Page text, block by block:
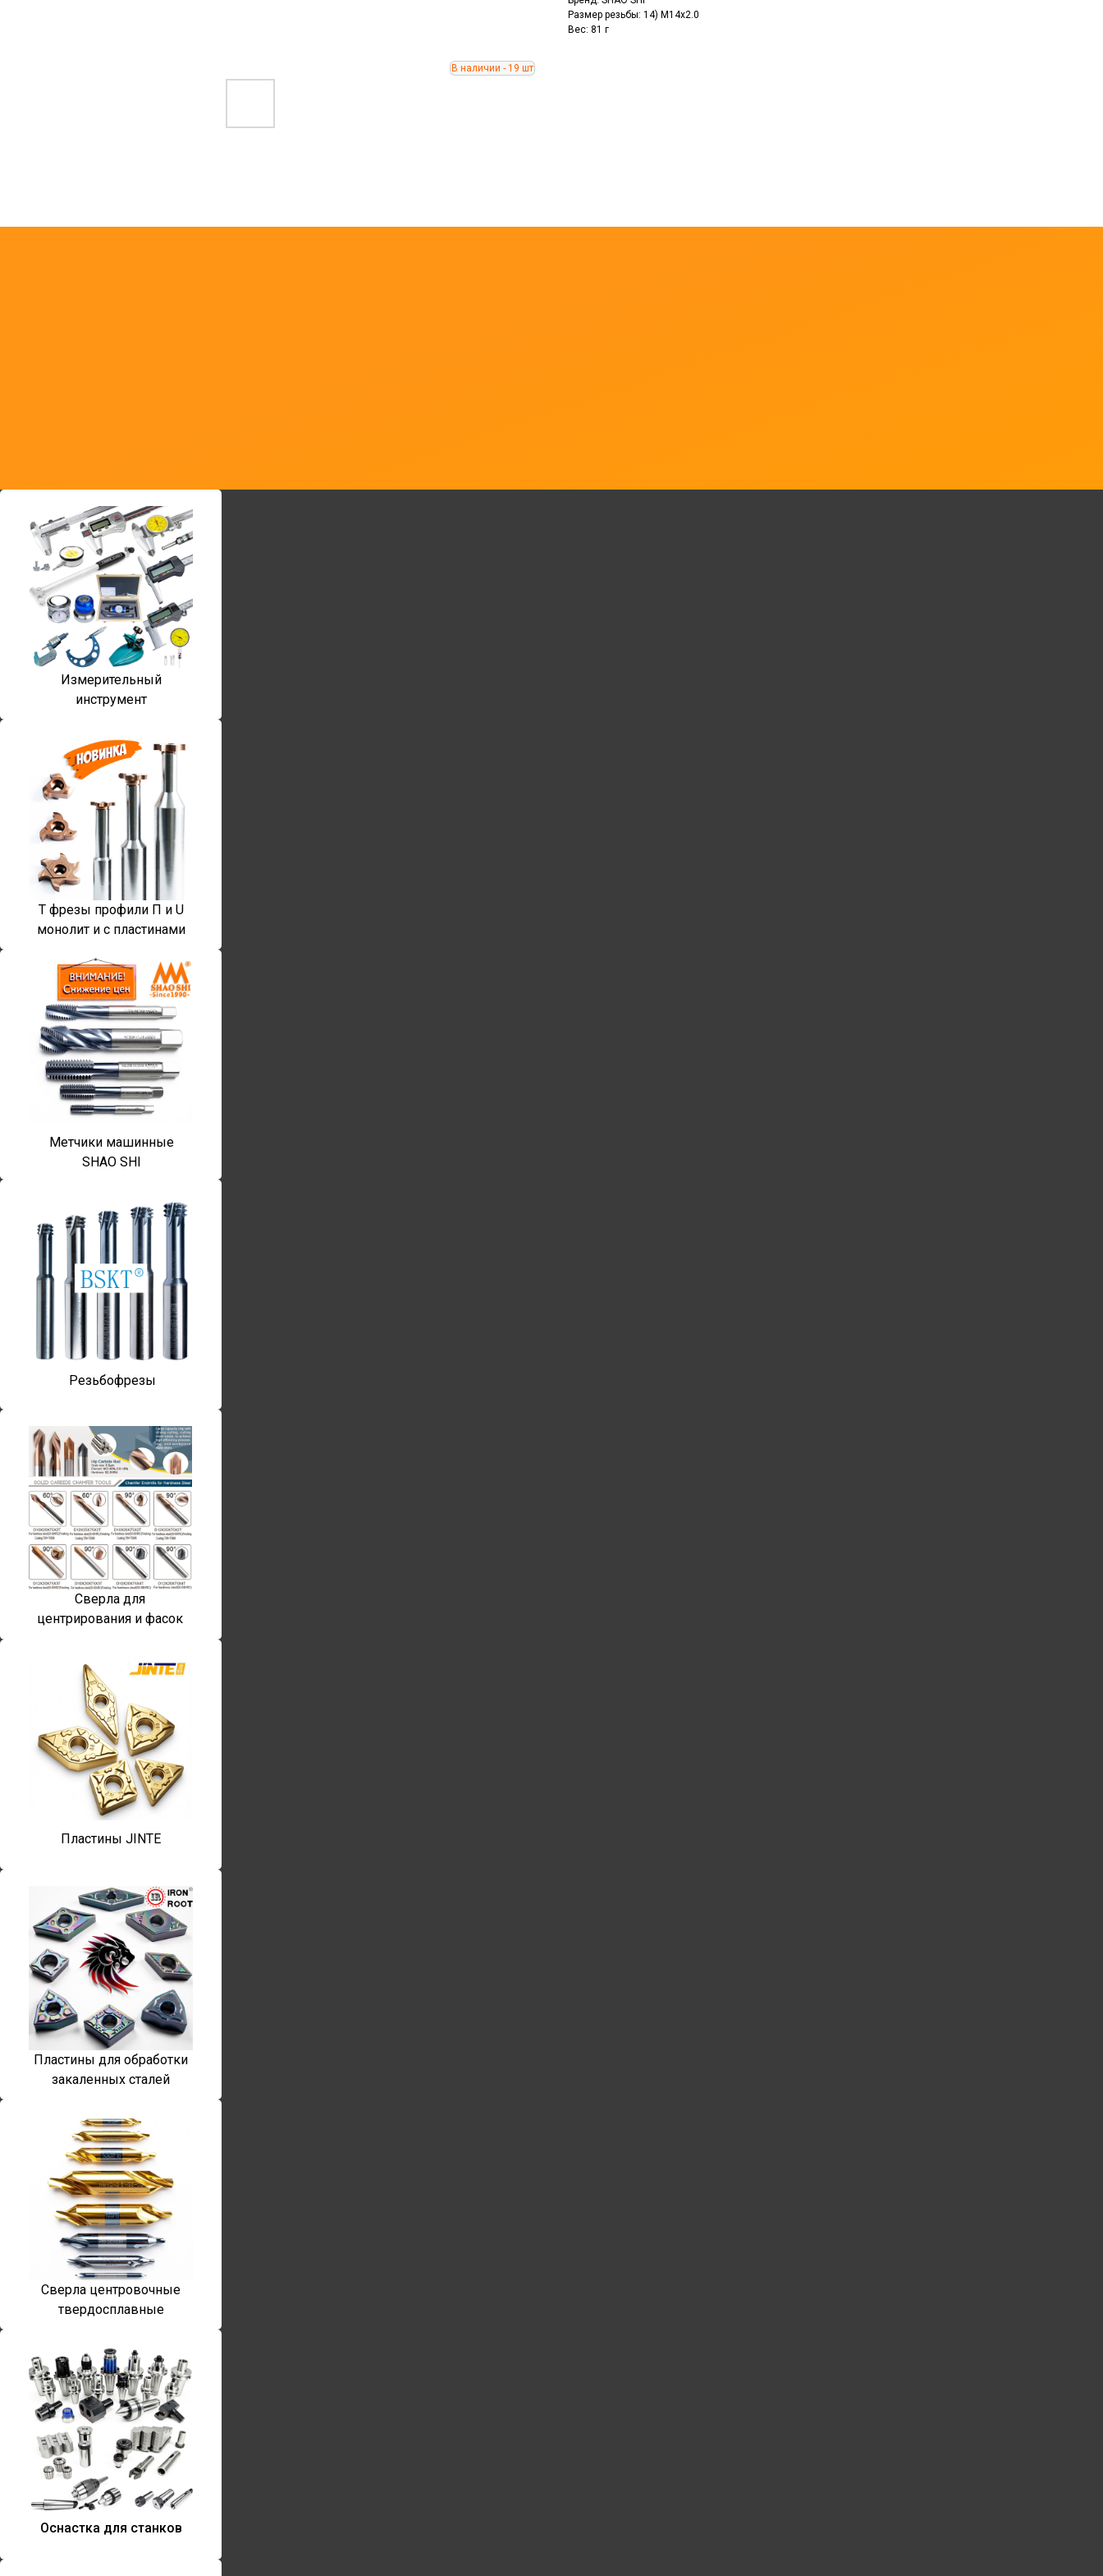
Размер резьбы: 14) M14x2.0
Вес: 81 г
Измерительный
инструмент
T фрезы профили П и U
монолит и с пластинами
Метчики машинные
SHAO SHI
Резьбофрезы
Сверла для
центрирования и фасок
Пластины JINTE
Пластины для обработки
закаленных сталей
Сверла центровочные
твердосплавные
Оснастка для станков